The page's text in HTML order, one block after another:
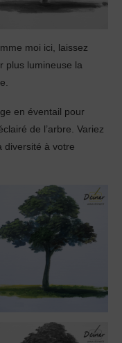
moi ici, laissez
plus lumineuse la
en éventail pour
de l’arbre. Variez
diversité à votre